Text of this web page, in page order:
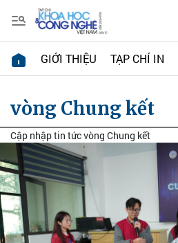
GIỚI THIỆU TẠP CHÍ IN
vòng Chung kết
Cập nhập tin tức vòng Chung kết